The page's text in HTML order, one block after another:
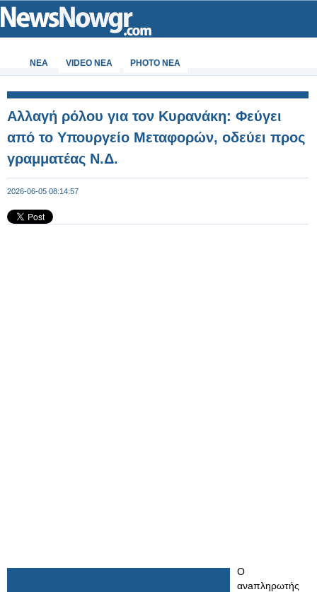
ΝΕΑ VIDEO NEA PHOTO NEA
Αλλαγή ρόλου για τον Κυρανάκη: Φεύγει
από το Υπουργείο Μεταφορών, οδεύει προς
γραμματέας Ν.Δ.
2026-06-05 08:14:57
Ο
ανaπληρωτής